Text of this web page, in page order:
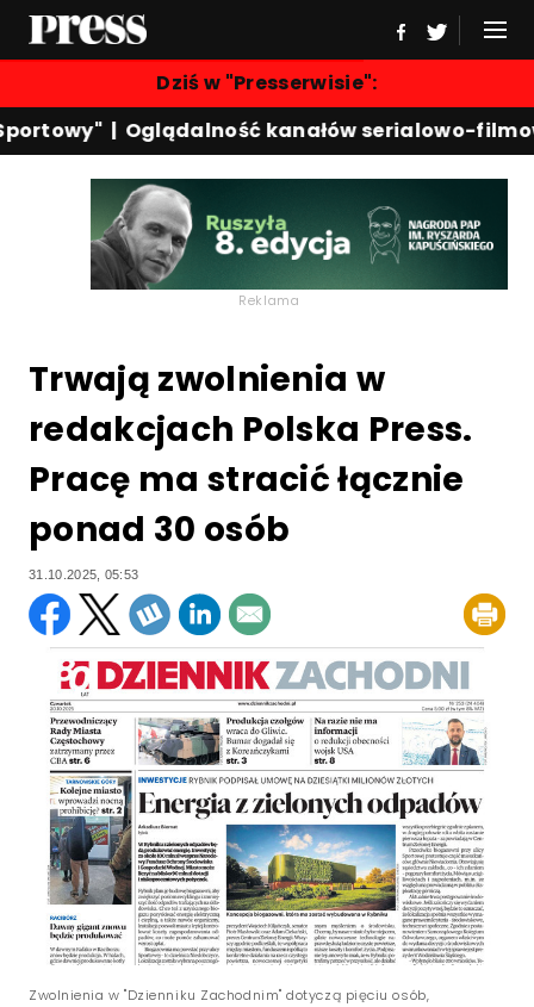
Dziś w "Presserwisie":
|Oglądalność kanałów serialowo-
Reklama
Trwają zwolnienia w
redakcjach Polska Press.
Pracę ma stracić łącznie
ponad 30 osób
31.10.2025, 05:53
Zwolnienia w "Dzienniku Zachodnim" dotyczą pięciu osób,